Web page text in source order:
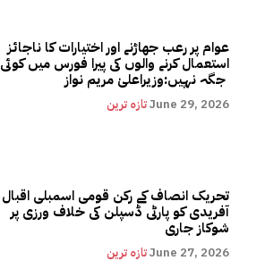
عوام پر رعب جھاڑنے اور اختیارات کا ناجائز
استعمال کرنے والوں کی پیرا فورس میں کوئی
تازہ ترینJune 29, 2026
تحریک انصاف کے رکن قومی اسمبلی اقبال
آفریدی کو پارٹی ڈسپلن کی خلاف ورزی پر
شوکاز جاری
تازہ ترینJune 27, 2026